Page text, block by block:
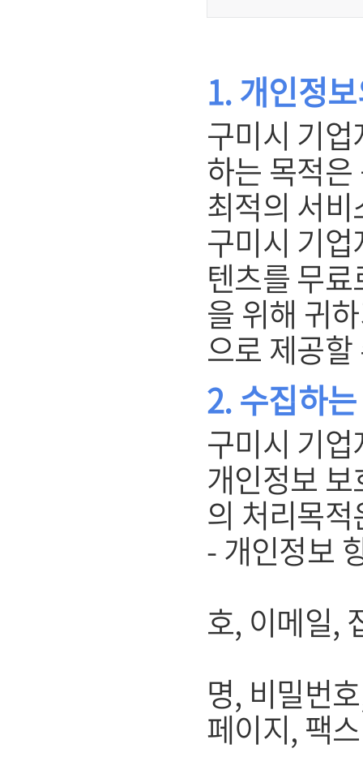
1. 개인정
구미시 기
하는 목적
최적의 서
구미시 기
텐츠를 무
을 위해 귀
으로 제공
2. 수집하
구미시 기
개인정보
의 처리목
- 개인정보
호, 이메일,
명, 비밀번
페이지, 팩